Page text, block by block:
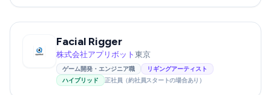
Facial Rigger
株式会社アプリボット 東京
ゲーム開発・エンジニア職
リギングアーティスト
ハイブリッド
正社員（約社員スタートの場合あり）